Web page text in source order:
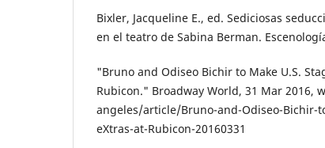
Bixler, Jacqueline E., ed. Sediciosas
en el teatro de Sabina Berman.
"Bruno and Odiseo Bichir to Make U.S.
Rubicon." Broadway World, 31 Mar 2016,
angeles/article/Bruno-and-Odiseo-Bichir-
eXtras-at-Rubicon-20160331